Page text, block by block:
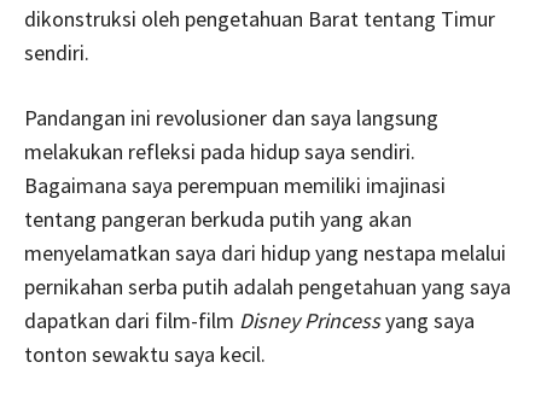
dikonstruksi oleh pengetahuan Barat tentang Timur
sendiri.
Pandangan ini revolusioner dan saya langsung
melakukan refleksi pada hidup saya sendiri.
Bagaimana saya perempuan memiliki imajinasi
tentang pangeran berkuda putih yang akan
menyelamatkan saya dari hidup yang nestapa melalui
pernikahan serba putih adalah pengetahuan yang saya
dapatkan dari film-film Disney Princessyang saya
tonton sewaktu saya kecil.